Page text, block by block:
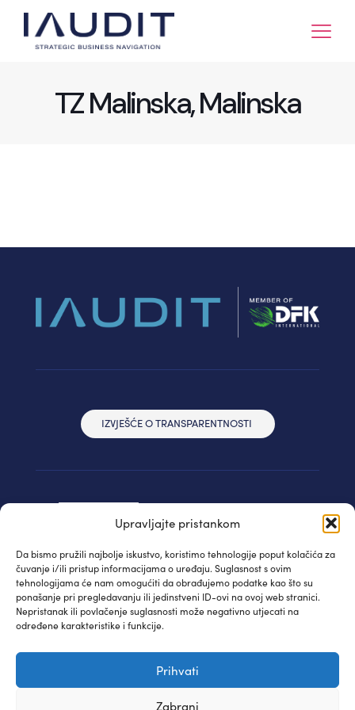
Upravljajte pristankom
Da bismo pružili najbolje iskustvo, koristimo tehnologije poput kolačića za
čuvanje i/ili pristup informacijama o uređaju. Suglasnost s ovim
tehnologijama će nam omogućiti da obrađujemo podatke kao što su
ponašanje pri pregledavanju ili jedinstveni ID-ovi na ovoj web stranici.
Nepristanak ili povlačenje suglasnosti može negativno utjecati na
određene karakteristike i funkcije.
Prihvati
Zabrani
TZ Malinska, Malinska
IZVJEŠĆE O TRANSPARENTNOSTI
Izjava privatnosti| WEB: